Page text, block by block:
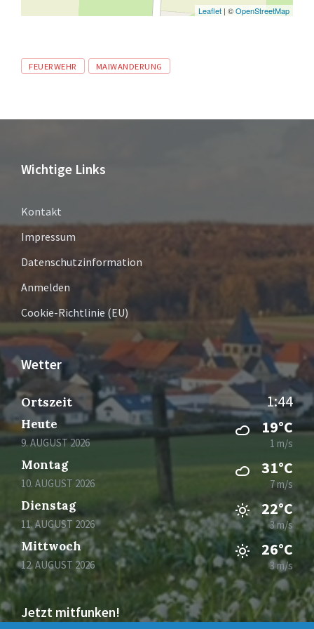
Leaflet | ©OpenStreetMap
Tags
FEUERWEHR MAIWANDERUNG
Wichtige Links
Kontakt
Impressum
Datenschutzinformation
Anmelden
Cookie-Richtlinie (EU)
Wetter
Ortszeit 1:44
Heute
9. AUGUST 2026
19°C
1 m/s
Montag
10. AUGUST 2026
31°C
7 m/s
Dienstag
11. AUGUST 2026
22°C
3 m/s
Mittwoch
12. AUGUST 2026
26°C
3 m/s
Jetzt mitfunken!